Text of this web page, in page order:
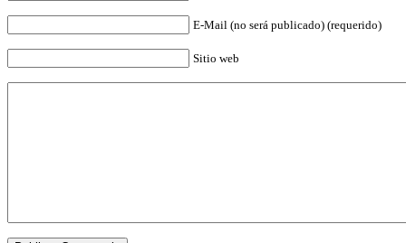
E-Mail (no será publicado) (requerido)
Sitio web